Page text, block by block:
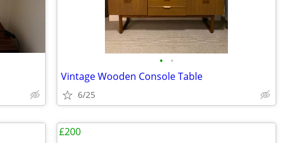
• •
Vintage Wooden Console Table
6/25
£200